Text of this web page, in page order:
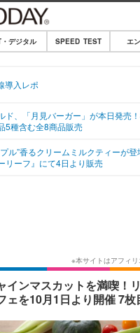
ング
TOP
ング
・デジタル SPEED TEST エ
導入レポ
ド、「月見バーガー」が本日発売
5種含む全8商品販売
ル”香るクリームミルクティーが
リーフ』にて4日より販売
インマスカットを満喫！
ェを10月1日より開催 7